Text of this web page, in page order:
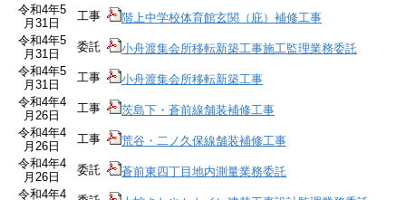
令和4年5
月31日
工事
階上中学校体育館玄関（庇）補修工事
令和4年5
月31日
委託
小舟渡集会所移転新築工事施工監理業務委託
令和4年5
月31日
工事
小舟渡集会所移転新築工事
令和4年4
月26日
工事
茨島下・蒼前線舗装補修工事
令和4年4
月26日
工事
荒谷・二ノ久保線舗装補修工事
令和4年4
月26日
委託
蒼前東四丁目地内測量業務委託
令和4年4